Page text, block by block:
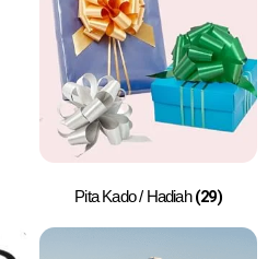
Pita Kado / Hadiah(29)